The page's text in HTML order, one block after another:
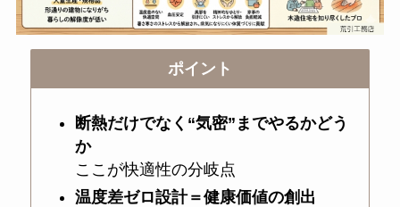
ポイント
断熱だけでなく“気密”までやるかどう
か
ここが快適性の分岐点
温度差ゼロ設計＝健康価値の創出